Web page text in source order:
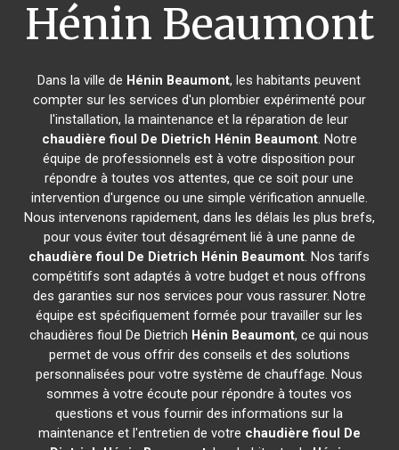
Hénin Beaumont
Dans la ville de Hénin Beaumont, les habitants peuvent
compter sur les services d'un plombier expérimenté pour
l'installation, la maintenance et la réparation de leur
chaudière fioul De Dietrich Hénin Beaumont. Notre
équipe de professionnels est à votre disposition pour
répondre à toutes vos attentes, que ce soit pour une
intervention d'urgence ou une simple vérification annuelle.
Nous intervenons rapidement, dans les délais les plus brefs,
pour vous éviter tout désagrément lié à une panne de
chaudière fioul De Dietrich Hénin Beaumont. Nos tarifs
compétitifs sont adaptés à votre budget et nous offrons
des garanties sur nos services pour vous rassurer. Notre
équipe est spécifiquement formée pour travailler sur les
chaudières fioul De Dietrich Hénin Beaumont, ce qui nous
permet de vous offrir des conseils et des solutions
personnalisées pour votre système de chauffage. Nous
sommes à votre écoute pour répondre à toutes vos
questions et vous fournir des informations sur la
maintenance et l'entretien de votre chaudière fioul De